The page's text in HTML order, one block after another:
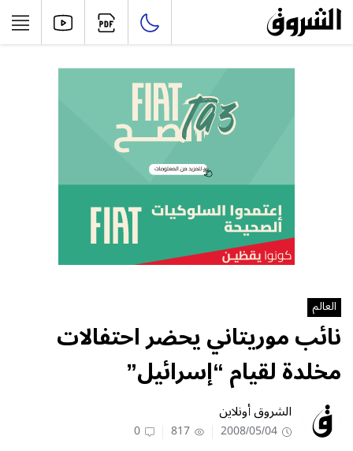
العالم
نائب موريتاني يحضر احتفالات
مخلدة لقيام “إسرائيل”
الشروق أونلاين
2008/05/04
817
0